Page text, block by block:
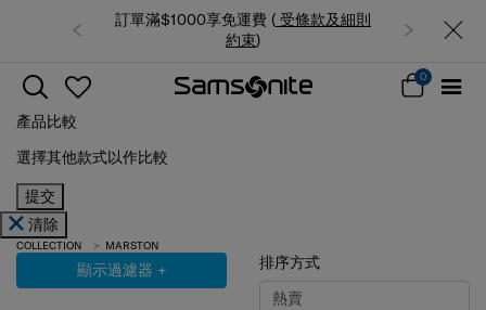
夏日限時優惠: 精選行李箱低至6折
享免運費 (
受條款及細則
約束)
0
產品比較
選擇其他款式以作比較
提交
清除
COLLECTION MARSTON
顯示過濾器 + 排序方式